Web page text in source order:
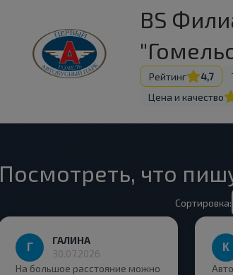
BS
Рейтинг 4,7
Цена и качество
Посмотреть, что
Сортировка:
ГАЛИНА
30.07.2026
На большое расстояние можно